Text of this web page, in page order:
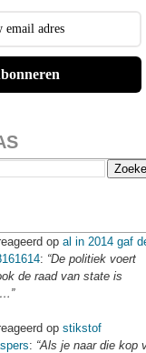
op al in 2014 gaf
: “De politiek voert
de raad van state is
op stikstof
: “Als je naar die kop